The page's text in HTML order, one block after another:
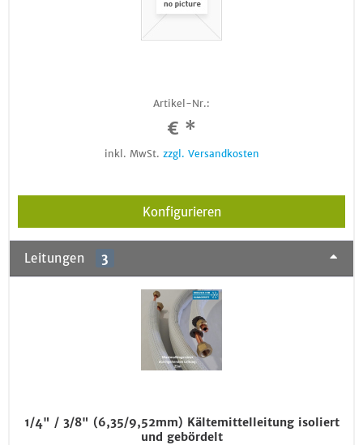
Artikel-Nr.:
€ *
inkl. MwSt. zzgl. Versandkosten
Konfigurieren
Leitungen 3
1/4" / 3/8" (6,35/9,52mm) Kältemittelleitung isoliert
und gebördelt